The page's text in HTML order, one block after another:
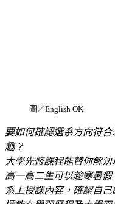
圖／English OK
要如何確認選系方向符合
趣？
大學先修課程能替你解決
高一高二生可以趁寒暑
系上授課內容，確認自己